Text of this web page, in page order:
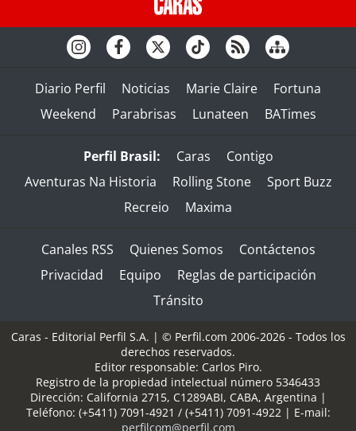
Diario Perfil Noticias Marie Claire
Fortuna
Weekend
Parabrisas Lunateen BATimes
Perfil Brasil: Caras
Contigo
Aventuras Na Historia
Rolling Stone
Sport Buzz
Recreio
Maxima
Canales RSS Quienes Somos
Contáctenos
Privacidad
Equipo
Reglas de participación
Tránsito
Caras - Editorial Perfil S.A. | © Perfil.com 2006-2026 - Todos los
derechos reservados.
Editor responsable: Carlos Piro.
Registro de la propiedad intelectual número 5346433
Dirección: California 2715, C1289ABI, CABA, Argentina |
Teléfono: (+5411) 7091-4921 / (+5411) 7091-4922| E-mail:
perfilcom@perfil.com